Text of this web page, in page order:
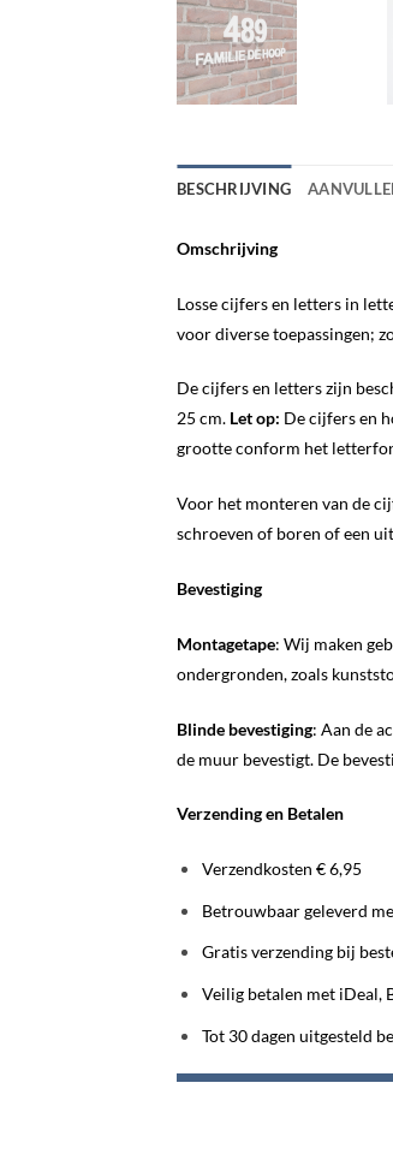
BESCHRIJVING
Omschrijving
Losse cijfers en letters in
voor diverse toepassingen;
De cijfers en letters zijn
25 cm. Let op: De cijfers en
grootte conform het
Voor het monteren van de
schroeven of boren of een
Bevestiging
Montagetape: Wij maken
ondergronden, zoals
Blinde bevestiging: Aan de
de muur bevestigt. De
Verzending en Betalen
Verzendkosten € 6,95
Betrouwbaar geleverd
Gratis verzending bij
Veilig betalen met iDeal,
Tot 30 dagen uitgesteld